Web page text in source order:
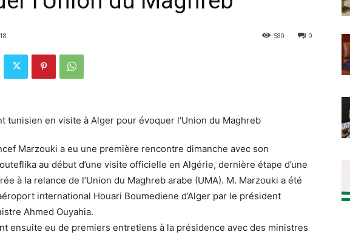
0
580
Marzouki a eu une première rencontre dimanche avec son
au début d’une visite officielle en Algérie, dernière étape d’une
à la relance de l’Union du Maghreb arabe (UMA). M. Marzouki a été
international Houari Boumediene d’Alger par le président
Ahmed Ouyahia.
ensuite eu de premiers entretiens à la présidence avec des ministres